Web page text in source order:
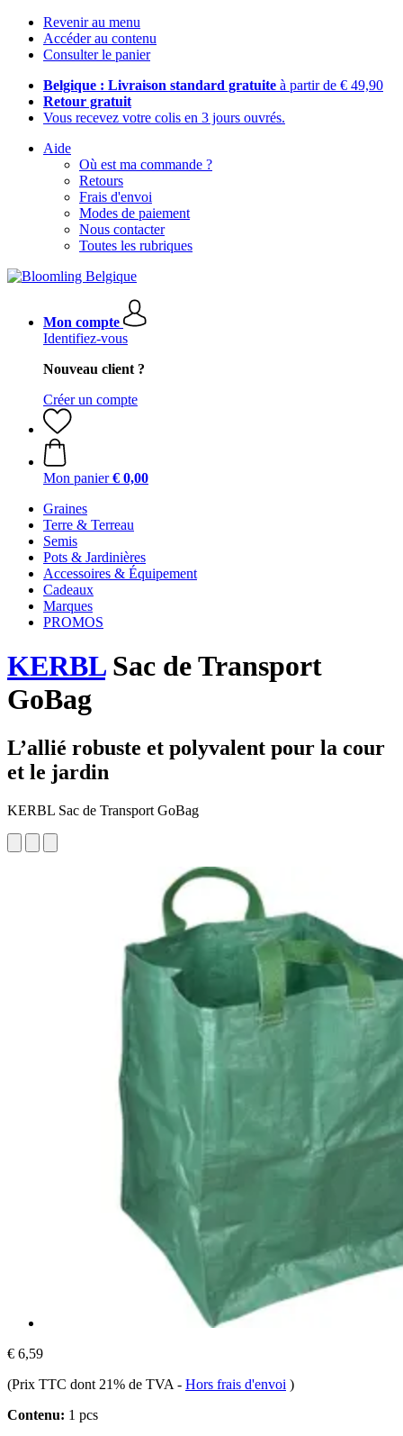
Revenir au menu
Accéder au contenu
Consulter le panier
Belgique : Livraison standard gratuite à partir de € 49,90
Retour gratuit
Vous recevez votre colis en 3 jours ouvrés.
Aide
Où est ma commande ?
Retours
Frais d'envoi
Modes de paiement
Nous contacter
Toutes les rubriques
Mon compte
Identifiez-vous
Nouveau client ?
Créer un compte
Mon panier € 0,00
Graines
Terre & Terreau
Semis
Pots & Jardinières
Accessoires & Équipement
Cadeaux
Marques
PROMOS
KERBLSac de Transport
GoBag
L’allié robuste et polyvalent pour la cour
et le jardin
KERBL Sac de Transport GoBag
€ 6,59
(Prix TTC dont 21% de TVA - Hors frais d'envoi )
Contenu: 1 pcs